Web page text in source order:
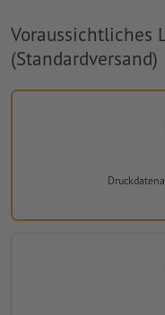
Voraussichtliches
(Standardversand)